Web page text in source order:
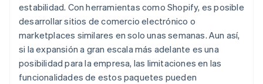
estabilidad. Con herramientas como Shopify, es posible
desarrollar sitios de comercio electrónico o
marketplaces similares en solo unas semanas. Aun así,
si la expansión a gran escala más adelante es una
posibilidad para la empresa, las limitaciones en las
funcionalidades de estos paquetes pueden